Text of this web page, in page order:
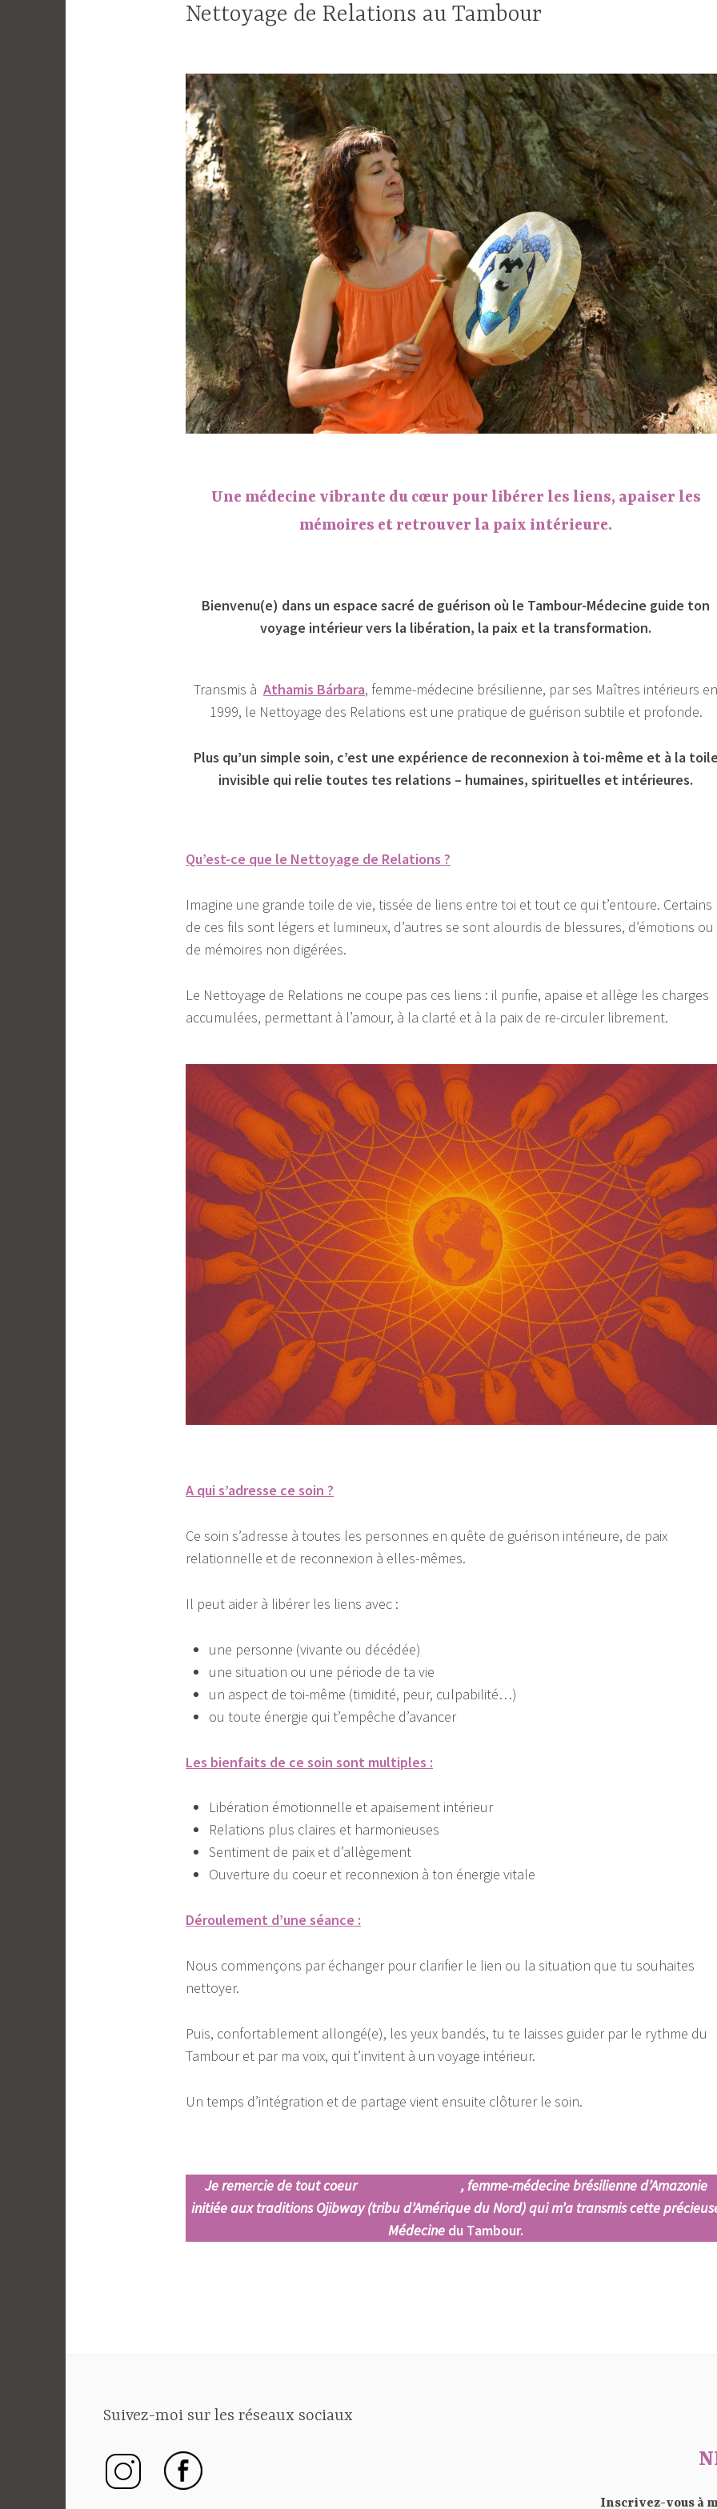
Nettoyage de Relations au Tambour
Une médecine vibrante du cœur pour libérer les liens, apaiser les
mémoires et retrouver la paix intérieure.
Bienvenu(e) dans un espace sacré de guérison où le Tambour-Médecine guide ton
voyage intérieur vers la libération, la paix et la transformation.
Transmis à Athamis Bárbara, femme-médecine brésilienne, par ses Maîtres intérieurs en
1999, le Nettoyage des Relations est une pratique de guérison subtile et profonde.
Plus qu’un simple soin, c’est une expérience de reconnexion à toi-même et à la
invisible qui relie toutes tes relations – humaines, spirituelles et intérieures.
Qu’est-ce que le Nettoyage de Relations ?
Imagine une grande toile de vie, tissée de liens entre toi et tout ce qui t’entoure. Certains
de ces fils sont légers et lumineux, d’autres se sont alourdis de blessures, d’émotions ou
de mémoires non digérées.
Le Nettoyage de Relations ne coupe pas ces liens : il purifie, apaise et allège les charges
accumulées, permettant à l’amour, à la clarté et à la paix de re-circuler librement.
A qui s’adresse ce soin ?
Ce soin s’adresse à toutes les personnes en quête de guérison intérieure, de paix
relationnelle et de reconnexion à elles-mêmes.
Il peut aider à libérer les liens avec :
une personne (vivante ou décédée)
une situation ou une période de ta vie
un aspect de toi-même (timidité, peur, culpabilité…)
ou toute énergie qui t’empêche d’avancer
Les bienfaits de ce soin sont multiples :
Libération émotionnelle et apaisement intérieur
Relations plus claires et harmonieuses
Sentiment de paix et d’allègement
Ouverture du coeur et reconnexion à ton énergie vitale
Déroulement d’une séance :
Nous commençons par échanger pour clarifier le lien ou la situation que tu souhaites
nettoyer.
Puis, confortablement allongé(e), les yeux bandés, tu te laisses guider par le rythme du
Tambour et par ma voix, qui t’invitent à un voyage intérieur.
Un temps d’intégration et de partage vient ensuite clôturer le soin.
Je remercie de tout coeur
, femme-médecine brésilienne d’Amazonie
initiée aux traditions Ojibway (tribu d’Amérique du Nord) qui m’a transmis cette
Médecine du Tambour.
Suivez-moi sur les réseaux sociaux
Inscrivez-vous à